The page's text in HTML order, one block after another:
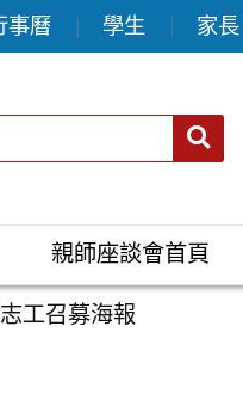
事曆 學生 家長
送出
親師座談會首頁
工召募海報